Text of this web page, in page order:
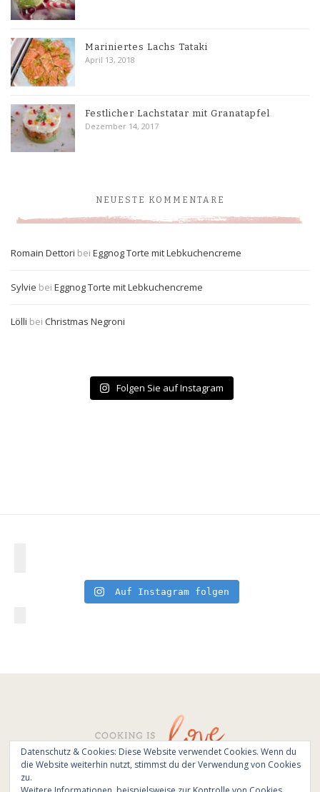
Mariniertes Lachs Tataki
April 13, 2018
Festlicher Lachstatar mit Granatapfel
Dezember 14, 2017
NEUESTE KOMMENTARE
Romain Dettori bei Eggnog Torte mit Lebkuchencreme
Sylvie bei Eggnog Torte mit Lebkuchencreme
Lölli bei Christmas Negroni
Folgen Sie auf Instagram
Auf Instagram folgen
© All Rights Reserved - Cooking is love 2017.
Datenschutz & Cookies: Diese Website verwendet Cookies. Wenn du
die Website weiterhin nutzt, stimmst du der Verwendung von Cookies
zu.